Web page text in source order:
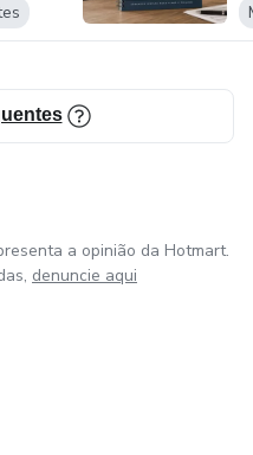
memorizar e aplicar
do jeito certo
a opinião da Hotmart.
denuncie aqui